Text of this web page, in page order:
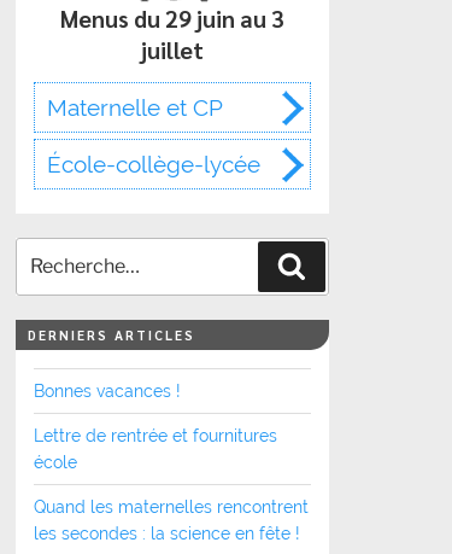
Menus du 29 juin au 3
juillet
Maternelle et CP
École-collège-lycée
DERNIERS ARTICLES
Bonnes vacances !
Lettre de rentrée et fournitures
école
Quand les maternelles rencontrent
les secondes : la science en fête !